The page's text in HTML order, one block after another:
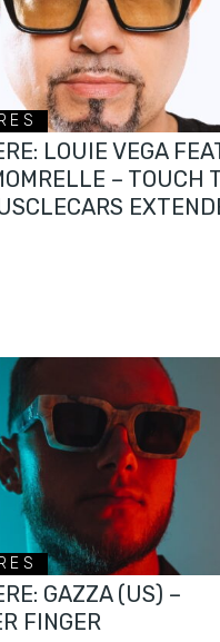
LOUIE VEGA
– TOUCH
GAZZA (US) –
FINGER